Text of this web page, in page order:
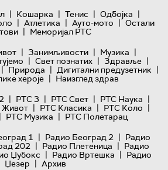
| Кошарка | Тенис | Одбојка |
| Атлетика | Ауто-мото | Остали
| Меморијал РТС
| Занимљивости | Музика |
| Свет познатих | Здравље |
| Природа | Дигитални предузетник |
хероје | Наизглед здрав
| РТС 3 | РТС Свет | РТС Наука |
Живот | РТС Класика | РТС Коло |
| РТС Музика | РТС Полетарац
1 | Радио Београд 2 | Радио
202 | Радио Плетеница | Радио
Џубокс | Радио Вртешка | Радио
Џезер | Архив